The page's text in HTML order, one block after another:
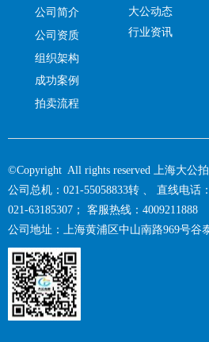
公司简介
公司资质
组织架构
成功案例
拍卖流程
大公动态
行业资讯
©Copyright All rights reserved 上海大公
公司总机：021-55058833转 、 直线电话
021-63185307； 客服热线：4009211888
公司地址：上海黄浦区中山南路969号谷